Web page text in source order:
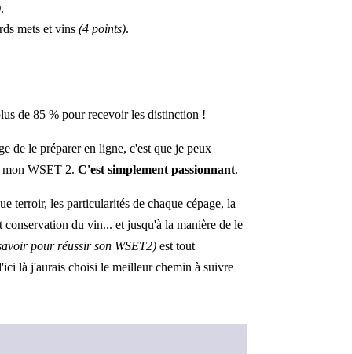
.
mets et vins(4 points).
de 85 % pour recevoir les distinction !
de le préparer en ligne, c'est que je peux
mon WSET 2.C'est simplement passionnant.
terroir, les particularités de chaque cépage, la
du vin... et jusqu'à la manière de le
pour réussir son WSET2) est tout
là j'aurais choisi le meilleur chemin à suivre